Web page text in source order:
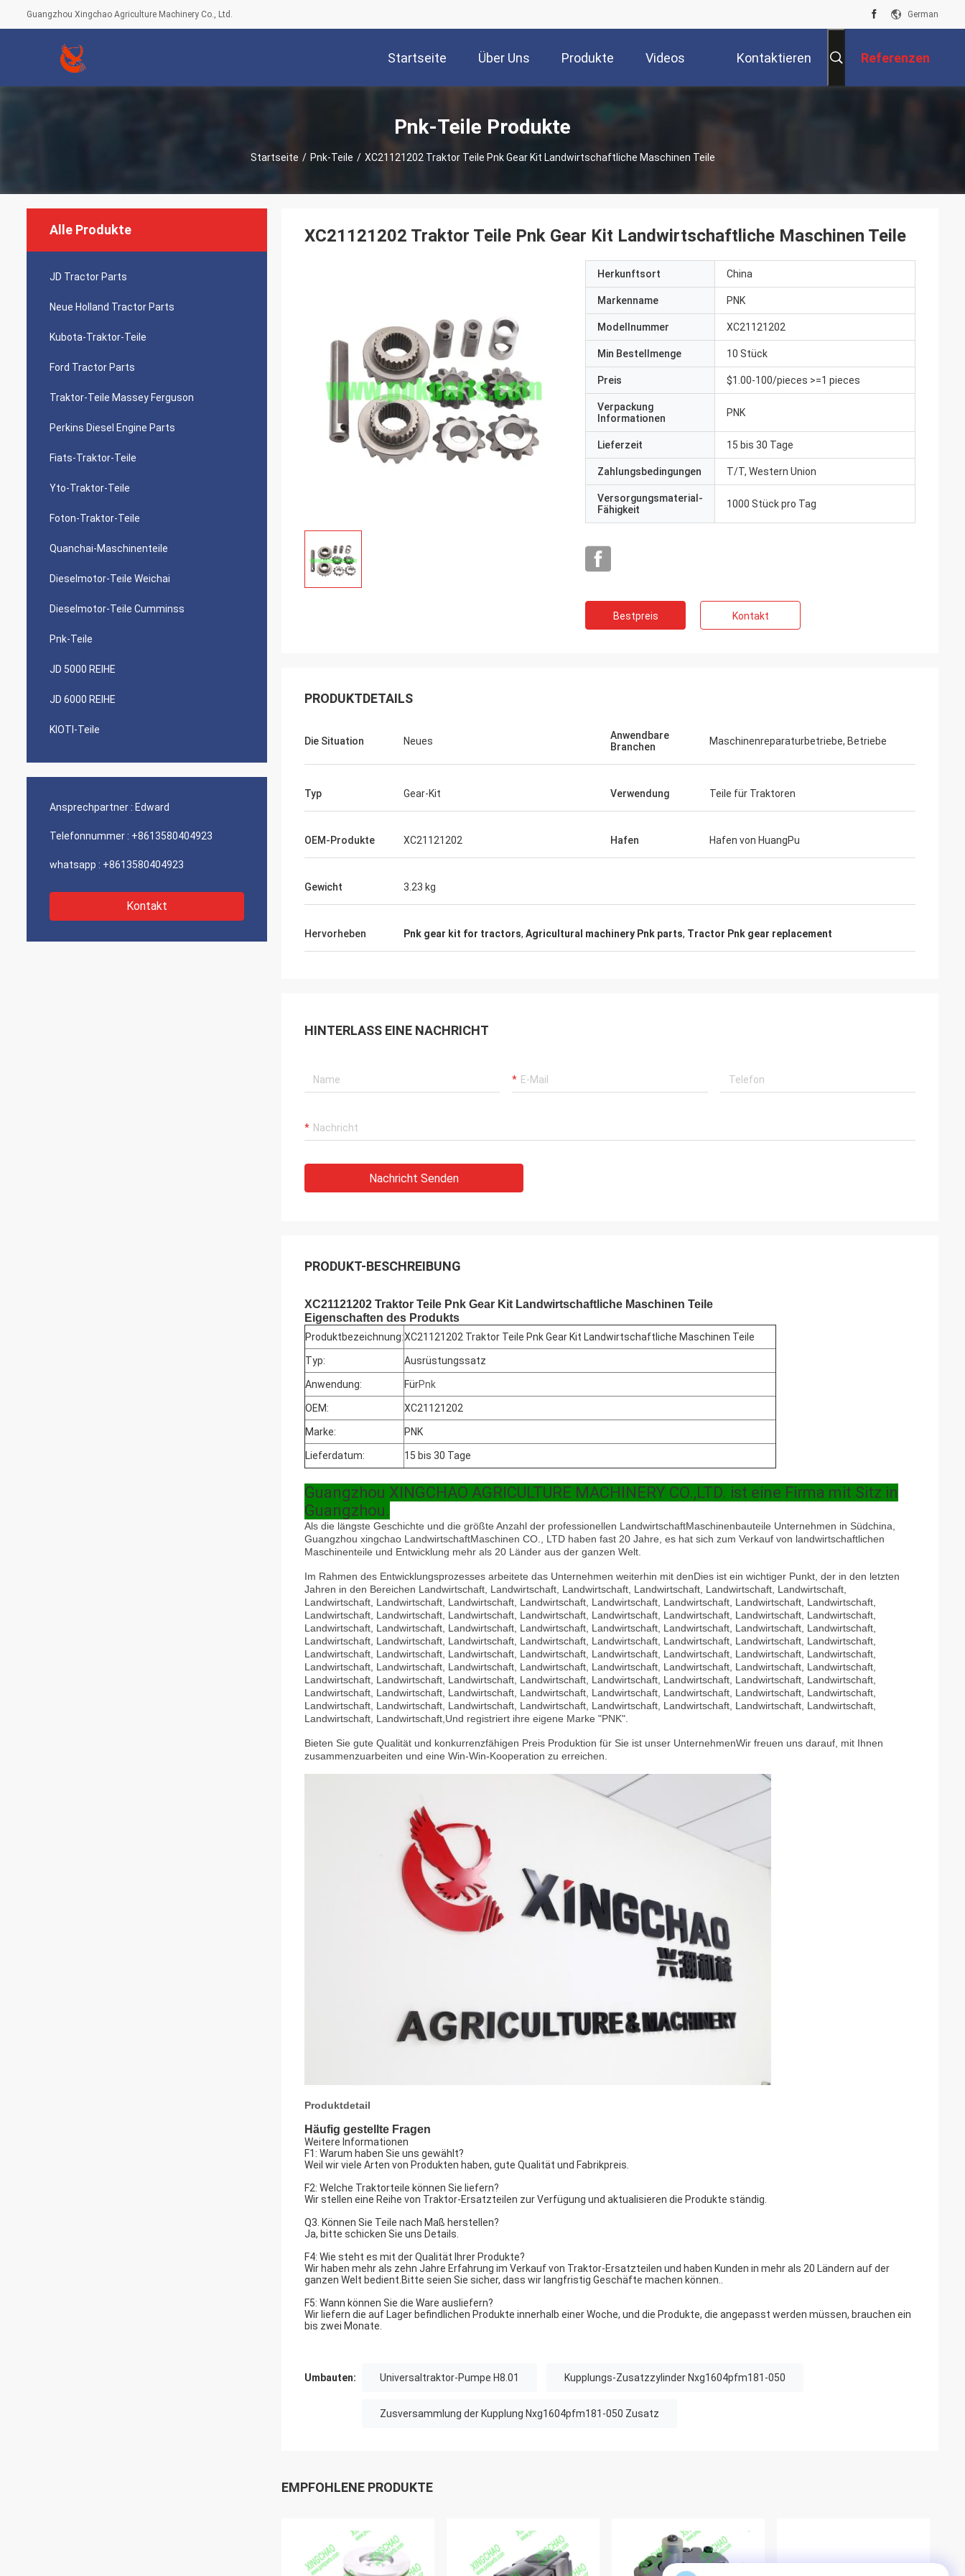
Guangzhou Xingchao Agriculture Machinery Co., Ltd. German
Startseite Über Uns Produkte Videos Kontaktieren Referenzen
Pnk-Teile Produkte
Startseite / Pnk-Teile / XC21121202 Traktor Teile Pnk Gear Kit Landwirtschaftliche Maschinen Teile
Alle Produkte
JD Tractor Parts
Neue Holland Tractor Parts
Kubota-Traktor-Teile
Ford Tractor Parts
Traktor-Teile Massey Ferguson
Perkins Diesel Engine Parts
Fiats-Traktor-Teile
Yto-Traktor-Teile
Foton-Traktor-Teile
Quanchai-Maschinenteile
Dieselmotor-Teile Weichai
Dieselmotor-Teile Cumminss
Pnk-Teile
JD 5000 REIHE
JD 6000 REIHE
KIOTI-Teile
Ansprechpartner : Edward
Telefonnummer : +8613580404923
whatsapp : +8613580404923
Kontakt
XC21121202 Traktor Teile Pnk Gear Kit Landwirtschaftliche Maschinen Teile
Herkunftsort China
Markenname PNK
Modellnummer XC21121202
Min Bestellmenge 10 Stück
Preis $1.00-100/pieces >=1 pieces
Verpackung
Informationen
PNK
Lieferzeit 15 bis 30 Tage
Zahlungsbedingungen T/T, Western Union
Versorgungsmaterial-
Fähigkeit
1000 Stück pro Tag
Bestpreis Kontakt
PRODUKTDETAILS
Die Situation Neues
Anwendbare
Branchen
Maschinenreparaturbetriebe, Betriebe
Typ Gear-Kit Verwendung Teile für Traktoren
OEM-Produkte XC21121202 Hafen Hafen von HuangPu
Gewicht 3.23 kg
Hervorheben Pnk gear kit for tractors, Agricultural machinery Pnk parts, Tractor Pnk gear replacement
HINTERLASS EINE NACHRICHT
Nachricht Senden
PRODUKT-BESCHREIBUNG
XC21121202 Traktor Teile Pnk Gear Kit Landwirtschaftliche Maschinen Teile
Eigenschaften des Produkts
Produktbezeichnung:XC21121202 Traktor Teile Pnk Gear Kit Landwirtschaftliche Maschinen Teile
Typ: Ausrüstungssatz
Anwendung: FürPnk
OEM: XC21121202
Marke: PNK
Lieferdatum: 15 bis 30 Tage
Guangzhou XINGCHAO AGRICULTURE MACHINERY CO.,LTD. ist eine Firma mit Sitz in
Guangzhou.
Als die längste Geschichte und die größte Anzahl der professionellen LandwirtschaftMaschinenbauteile Unternehmen in Südchina,
Guangzhou xingchao LandwirtschaftMaschinen CO., LTD haben fast 20 Jahre, es hat sich zum Verkauf von landwirtschaftlichen
Maschinenteile und Entwicklung mehr als 20 Länder aus der ganzen Welt.
Im Rahmen des Entwicklungsprozesses arbeitete das Unternehmen weiterhin mit denDies ist ein wichtiger Punkt, der in den letzten
Jahren in den Bereichen Landwirtschaft, Landwirtschaft, Landwirtschaft, Landwirtschaft, Landwirtschaft, Landwirtschaft,
Landwirtschaft, Landwirtschaft, Landwirtschaft, Landwirtschaft, Landwirtschaft, Landwirtschaft, Landwirtschaft, Landwirtschaft,
Landwirtschaft, Landwirtschaft, Landwirtschaft, Landwirtschaft, Landwirtschaft, Landwirtschaft, Landwirtschaft, Landwirtschaft,
Landwirtschaft, Landwirtschaft, Landwirtschaft, Landwirtschaft, Landwirtschaft, Landwirtschaft, Landwirtschaft, Landwirtschaft,
Landwirtschaft, Landwirtschaft, Landwirtschaft, Landwirtschaft, Landwirtschaft, Landwirtschaft, Landwirtschaft, Landwirtschaft,
Landwirtschaft, Landwirtschaft, Landwirtschaft, Landwirtschaft, Landwirtschaft, Landwirtschaft, Landwirtschaft, Landwirtschaft,
Landwirtschaft, Landwirtschaft, Landwirtschaft, Landwirtschaft, Landwirtschaft, Landwirtschaft, Landwirtschaft, Landwirtschaft,
Landwirtschaft, Landwirtschaft, Landwirtschaft, Landwirtschaft, Landwirtschaft, Landwirtschaft, Landwirtschaft, Landwirtschaft,
Landwirtschaft, Landwirtschaft, Landwirtschaft, Landwirtschaft, Landwirtschaft, Landwirtschaft, Landwirtschaft, Landwirtschaft,
Landwirtschaft, Landwirtschaft, Landwirtschaft, Landwirtschaft, Landwirtschaft, Landwirtschaft, Landwirtschaft, Landwirtschaft,
Landwirtschaft, Landwirtschaft,Und registriert ihre eigene Marke "PNK".
Bieten Sie gute Qualität und konkurrenzfähigen Preis Produktion für Sie ist unser UnternehmenWir freuen uns darauf, mit Ihnen
zusammenzuarbeiten und eine Win-Win-Kooperation zu erreichen.
Produktdetail
Häufig gestellte Fragen
Weitere Informationen
F1: Warum haben Sie uns gewählt?
Weil wir viele Arten von Produkten haben, gute Qualität und Fabrikpreis.
F2: Welche Traktorteile können Sie liefern?
Wir stellen eine Reihe von Traktor-Ersatzteilen zur Verfügung und aktualisieren die Produkte ständig.
Q3. Können Sie Teile nach Maß herstellen?
Ja, bitte schicken Sie uns Details.
F4: Wie steht es mit der Qualität Ihrer Produkte?
Wir haben mehr als zehn Jahre Erfahrung im Verkauf von Traktor-Ersatzteilen und haben Kunden in mehr als 20 Ländern auf der
ganzen Welt bedient.Bitte seien Sie sicher, dass wir langfristig Geschäfte machen können..
F5: Wann können Sie die Ware ausliefern?
Wir liefern die auf Lager befindlichen Produkte innerhalb einer Woche, und die Produkte, die angepasst werden müssen, brauchen ein
bis zwei Monate.
Umbauten: Universaltraktor-Pumpe H8.01 Kupplungs-Zusatzzylinder Nxg1604pfm181-050
Zusversammlung der Kupplung Nxg1604pfm181-050 Zusatz
EMPFOHLENE PRODUKTE